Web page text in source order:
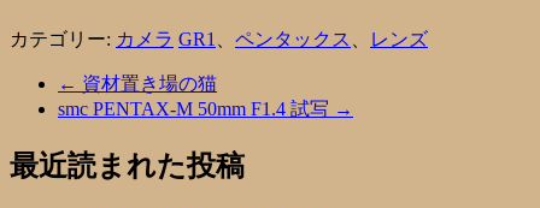
カテゴリー: カメラ GR1 ペンタックス レンズ
← 資材置き場の猫
smc PENTAX-M 50mm F1.4 試写 →
最近読まれた投稿